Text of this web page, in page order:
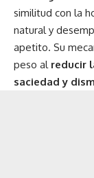
similitud con la
natural y
apetito. Su
peso al reducir
saciedad y